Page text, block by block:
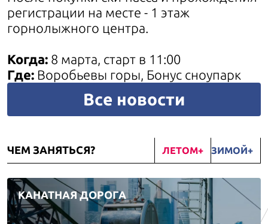
регистрации на месте - 1 этаж
горнолыжного центра.
Когда: 8 марта, старт в 11:00
Где: Воробьевы горы, Бонус сноупарк
Все новости
ЧЕМ ЗАНЯТЬСЯ? ЛЕТОМ ЗИМОЙ
КАНАТНАЯ ДОРОГА